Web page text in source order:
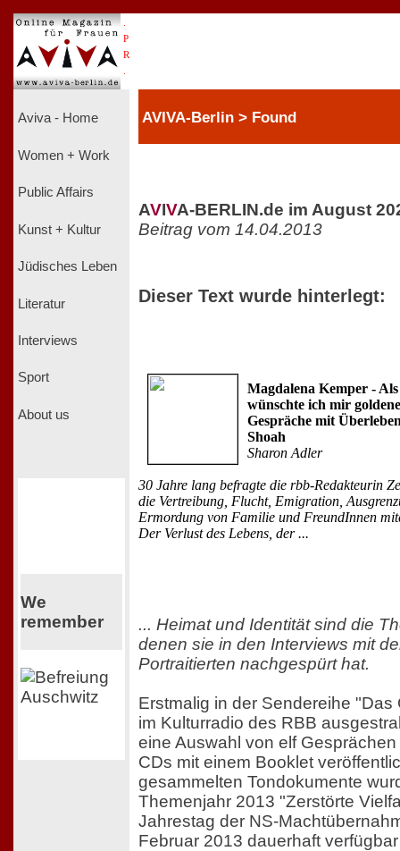
P
R
Aviva - Home
Women + Work
Public Affairs
Kunst + Kultur
Jüdisches Leben
Literatur
Interviews
Sport
About us
We
remember
AVIVA-Berlin > Found
AVIVA-BERLIN.de im August
Beitrag vom 14.04.2013
Dieser Text wurde hinterlegt:
Magdalena Kemper -
wünschte ich mir
Gespräche mit
Shoah
Sharon Adler
30 Jahre lang befragte die rbb-Redakteurin
die Vertreibung, Flucht, Emigration,
Ermordung von Familie und FreundInnen
Der Verlust des Lebens, der ...
... Heimat und Identität sind die
denen sie in den Interviews mit
Portraitierten nachgespürt hat.
Erstmalig in der Sendereihe "Das
im Kulturradio des RBB
eine Auswahl von elf
CDs mit einem Booklet
gesammelten Tondokumente
Themenjahr 2013 "Zerstörte
Jahrestag der NS-
Februar 2013 dauerhaft